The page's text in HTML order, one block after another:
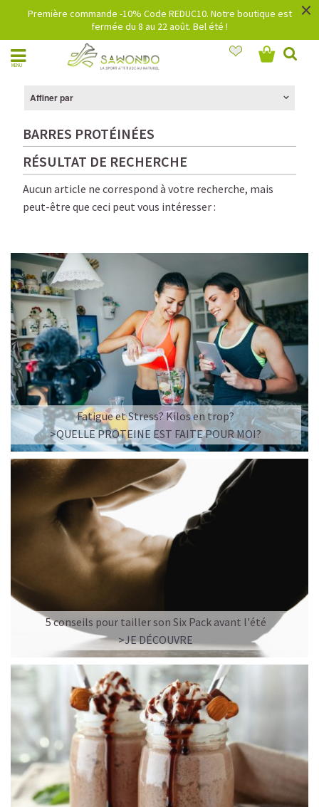
Première commande -10% Code REDUC10. Notre boutique est
fermée du 8 au 22 août. Bel été !
×
MENU
Affiner par
BARRES PROTÉINÉES
RÉSULTAT DE RECHERCHE
Aucun article ne correspond à votre recherche, mais
peut-être que ceci peut vous intéresser :
Fatigue et Stress? Kilos en trop?
>QUELLE PROTEINE EST FAITE POUR MOI?
5 conseils pour tailler son Six Pack avant l'été
>JE DÉCOUVRE